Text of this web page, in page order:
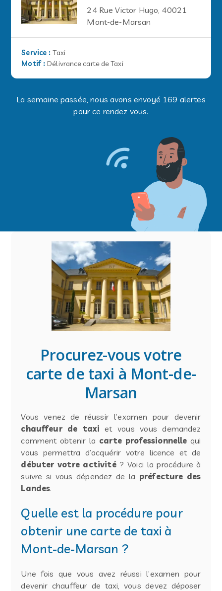
Procurez-vous votre
carte de taxi à Mont-de-
Marsan
Vous venez de réussir l’examen pour devenir
chauffeur de taxi et vous vous demandez
comment obtenir la carte professionnelle qui
vous permettra d’acquérir votre licence et de
débuter votre activité? Voici la procédure à
suivre si vous dépendez de la préfecture des
Landes.
Quelle est la procédure pour
obtenir une carte de taxi à
Mont-de-Marsan ?
Une fois que vous avez réussi l’examen pour
devenir chauffeur de taxi, vous devez déposer
24 Rue Victor Hugo, 40021
Mont-de-Marsan
Service :Taxi
Motif:Délivrance carte de Taxi
La semaine passée, nous avons envoyé 169 alertes
pour ce rendez vous.